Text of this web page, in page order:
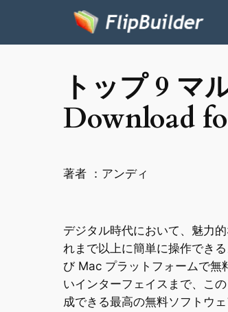
トップ 9 マ
Download
著者 ： アンディ
デジタル時代において、魅力
れまで以上に簡単に操作でき
び Mac プラットフォームで無
いインターフェイスまで、こ
成できる最高の無料ソフトウ